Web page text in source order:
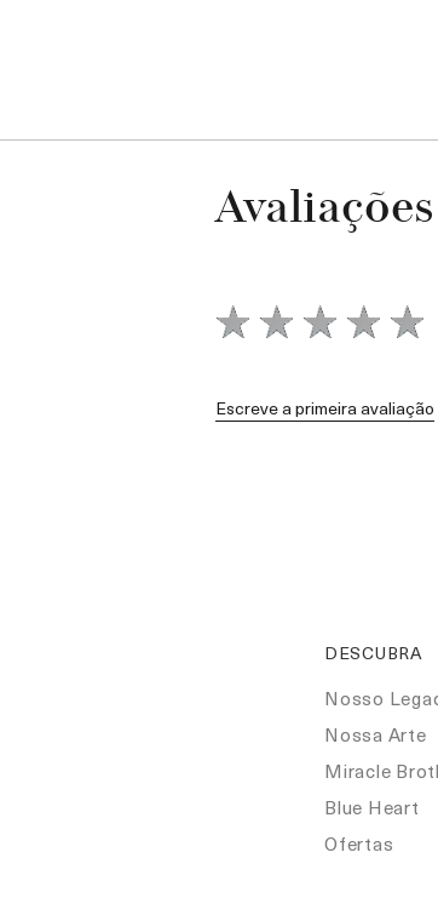
Avaliações
Escreve a primeira avaliação
DESCUBRA
Nosso
Nossa Arte
Miracle
Blue Heart
Ofertas